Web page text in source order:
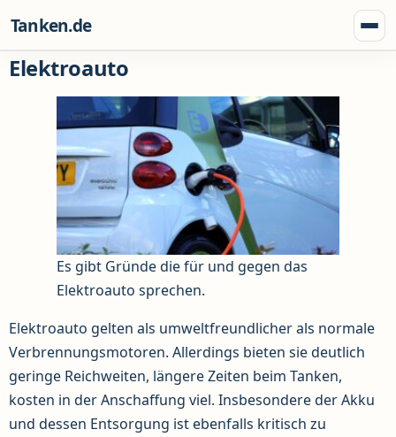
Tanken.de
Elektroauto
Es gibt Gründe die für und gegen das
Elektroauto sprechen.
Elektroauto gelten als umweltfreundlicher als normale
Verbrennungsmotoren. Allerdings bieten sie deutlich
geringe Reichweiten, längere Zeiten beim Tanken,
kosten in der Anschaffung viel. Insbesondere der Akku
und dessen Entsorgung ist ebenfalls kritisch zu